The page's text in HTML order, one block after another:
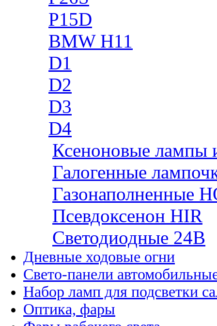
P15D
BMW H11
D1
D2
D3
D4
Ксеноновые лампы
Галогенные
Газонаполненные
Псевдоксенон HIR
Cветодиодные 24B
Дневные ходовые огни
Свето-панели
Набор ламп для подсветки
Оптика, фары